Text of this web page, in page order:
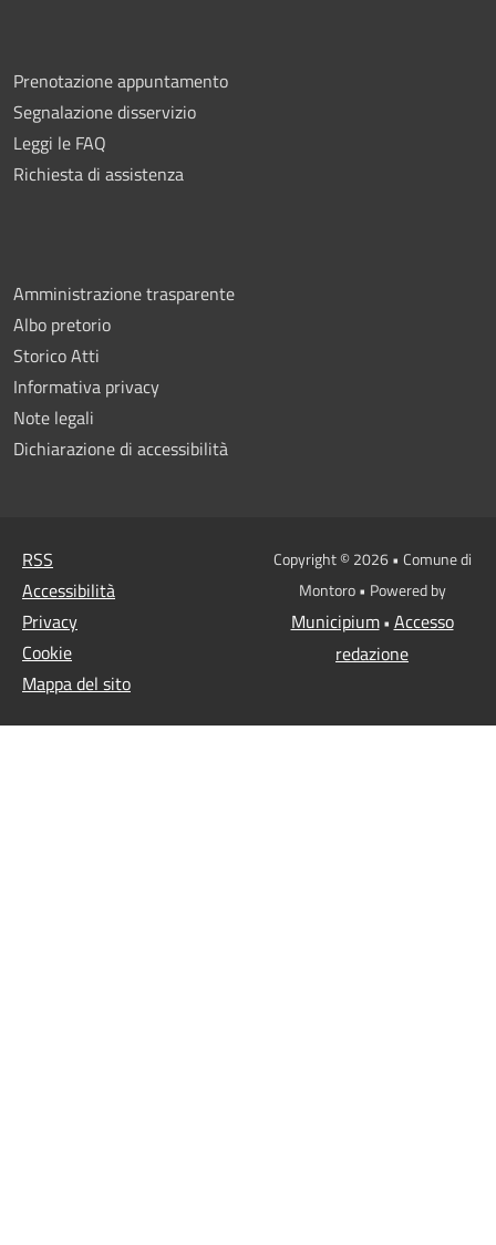
Prenotazione appuntamento
Segnalazione disservizio
Leggi le FAQ
Richiesta di assistenza
Amministrazione trasparente
Albo pretorio
Storico Atti
Informativa privacy
Note legali
Dichiarazione di accessibilità
RSS
Accessibilità
Privacy
Cookie
Mappa del sito
Copyright © 2026 • Comune di
Montoro • Powered by
Municipium• Accesso
redazione